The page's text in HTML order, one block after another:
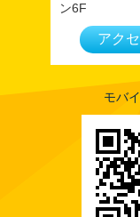
2023年01月
2022年12月
2022年11月
2022年10月
2022年08月
2022年07月
2022年06月
ン6F
アク
モバ